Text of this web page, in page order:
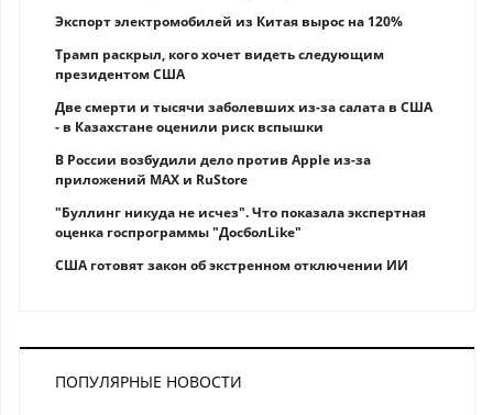
Экспорт электромобилей из Китая вырос на 120%
Трамп раскрыл, кого хочет видеть следующим
президентом США
Две смерти и тысячи заболевших из-за салата в США
- в Казахстане оценили риск вспышки
В России возбудили дело против Apple из-за
приложений MAX и RuStore
"Буллинг никуда не исчез". Что показала экспертная
оценка госпрограммы "ДосболLike"
США готовят закон об экстренном отключении ИИ
ПОПУЛЯРНЫЕ НОВОСТИ